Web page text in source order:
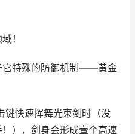
！
它特殊的防御机制——黄金
键快速挥舞光束剑时（没
），剑身会形成壹个高速